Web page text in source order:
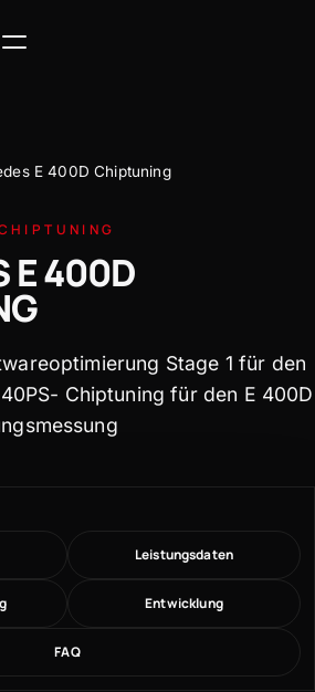
E 400D Chiptuning
E 400D
Stage 1 für den
Chiptuning für den E 400D
Leistungsdaten
Entwicklung
FAQ